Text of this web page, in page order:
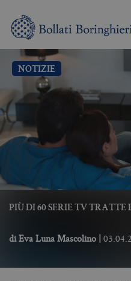
NOTIZIE
PIÙ DI 60 SERIE TV
diEva Luna Mascolino |